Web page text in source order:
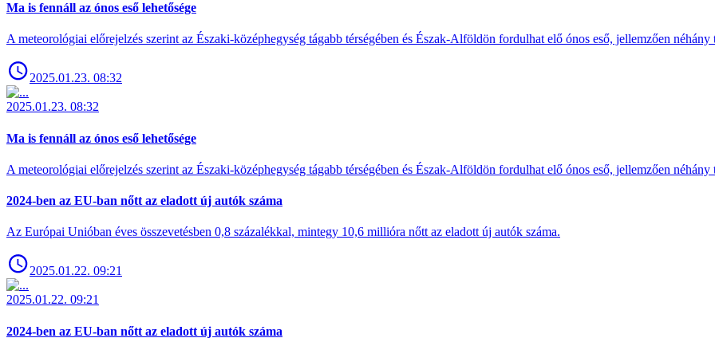
Ma is fennáll az ónos eső lehetősége
A meteorológiai előrejelzés szerint az Északi-középhegység tágabb térségében és Észak-Alföldön fordulhat elő ónos eső, jellemzően
2025.01.23. 08:32
2025.01.23. 08:32
Ma is fennáll az ónos eső lehetősége
A meteorológiai előrejelzés szerint az Északi-középhegység tágabb térségében és Észak-Alföldön fordulhat elő ónos eső, jellemzően
2024-ben az EU-ban nőtt az eladott új autók száma
Az Európai Unióban éves összevetésben 0,8 százalékkal, mintegy 10,6 millióra nőtt az eladott új autók száma.
2025.01.22. 09:21
2025.01.22. 09:21
2024-ben az EU-ban nőtt az eladott új autók száma